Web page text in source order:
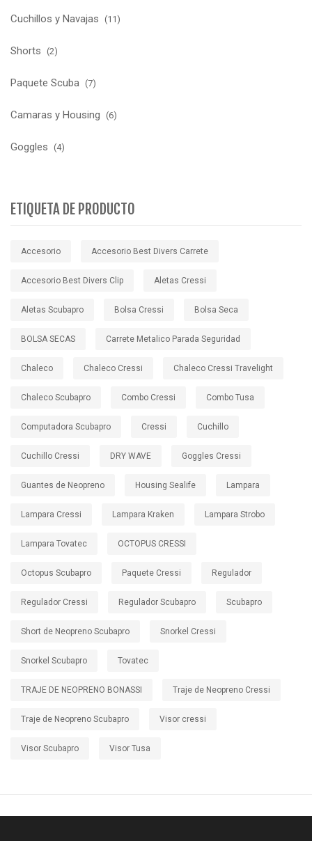
Cuchillos y Navajas (11)
Shorts (2)
Paquete Scuba (7)
Camaras y Housing (6)
Goggles (4)
ETIQUETA DE PRODUCTO
Accesorio Accesorio Best Divers Carrete
Accesorio Best Divers Clip Aletas Cressi
Aletas Scubapro Bolsa Cressi Bolsa Seca
BOLSA SECAS Carrete Metalico Parada Seguridad
Chaleco Chaleco Cressi Chaleco Cressi Travelight
Chaleco Scubapro Combo Cressi Combo Tusa
Computadora Scubapro Cressi Cuchillo
Cuchillo Cressi DRY WAVE Goggles Cressi
Guantes de Neopreno Housing Sealife Lampara
Lampara Cressi Lampara Kraken Lampara Strobo
Lampara Tovatec OCTOPUS CRESSI
Octopus Scubapro Paquete Cressi Regulador
Regulador Cressi Regulador Scubapro Scubapro
Short de Neopreno Scubapro Snorkel Cressi
Snorkel Scubapro Tovatec
TRAJE DE NEOPRENO BONASSI Traje de Neopreno Cressi
Traje de Neopreno Scubapro Visor cressi
Visor Scubapro Visor Tusa